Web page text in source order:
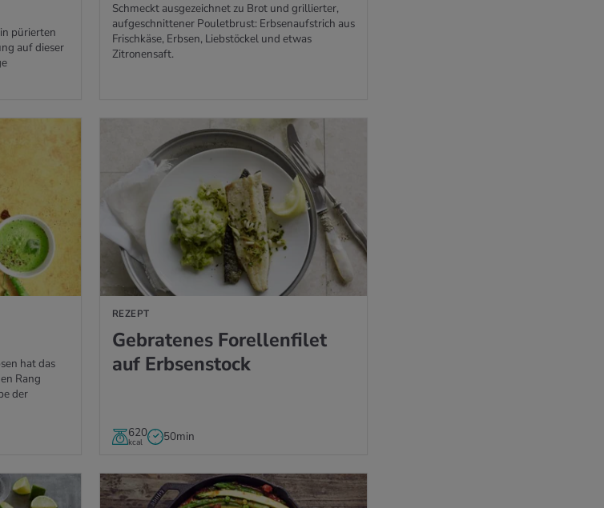
pürierten
auf dieser
Schmeckt ausgezeichnet zu Brot und grillierter,
aufgeschnittener Pouletbrust: Erbsenaufstrich aus
Frischkäse, Erbsen, Liebstöckel und etwas
Zitronensaft.
hat das
Rang
der
REZEPT
Ge­bra­te­nes Fo­rel­len­fi­let
auf Erb­sen­stock
620
kcal 50min